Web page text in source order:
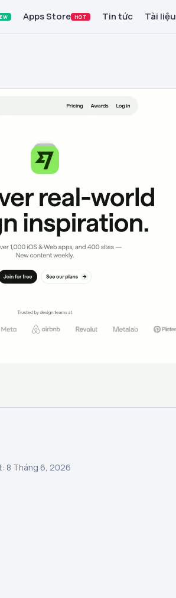
Apps Store HOT Tin tức Tài liệu
8 Tháng 6, 2026